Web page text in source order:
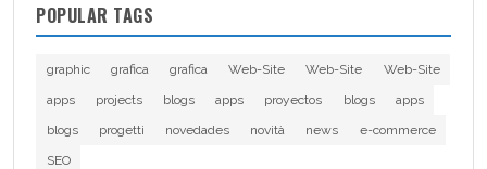
POPULAR TAGS
graphic grafica grafica Web-Site Web-Site
Web-Site
apps
projects blogs apps proyectos blogs
apps
blogs
progetti novedades novità news
e-commerce
SEO